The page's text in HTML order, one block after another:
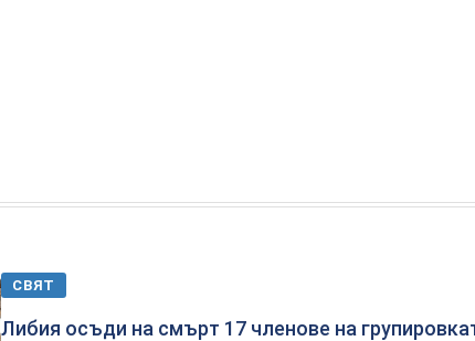
СВЯТ
Либия осъди на смърт 17 членове на